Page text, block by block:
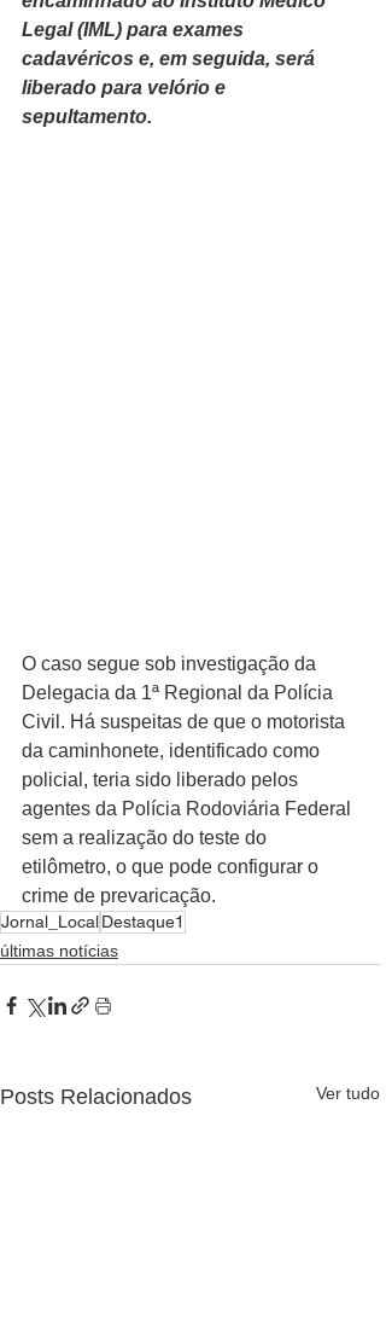
Legal (IML) para exames
cadavéricos e, em seguida, será
liberado para velório e
sepultamento.
O caso segue sob investigação da
Delegacia da 1ª Regional da Polícia
Civil. Há suspeitas de que o motorista
da caminhonete, identificado como
policial, teria sido liberado pelos
agentes da Polícia Rodoviária Federal
sem a realização do teste do
etilômetro, o que pode configurar o
crime de prevaricação.
Jornal_LocalDestaque1
últimas notícias
Posts Relacionados Ver tudo